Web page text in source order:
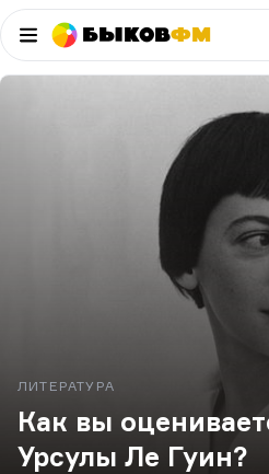
БыковФМ
ЛИТЕРАТУРА
Как вы
Урсулы Ле Гуин?